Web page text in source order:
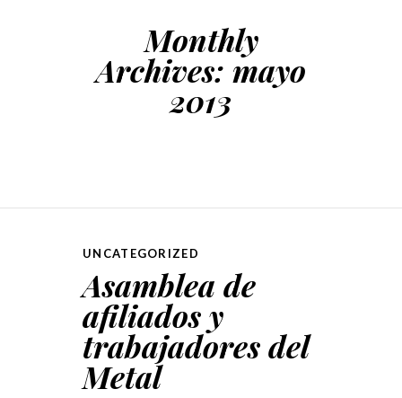
Monthly
Archives: mayo
2013
UNCATEGORIZED
Asamblea de
afiliados y
trabajadores del
Metal